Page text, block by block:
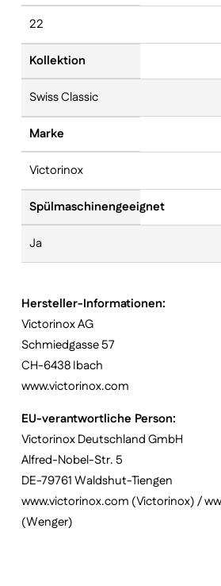
22
Kollektion
Swiss Classic
Marke
Victorinox
Spülmaschinengeeignet
Ja
Hersteller-Informationen:
Victorinox AG
Schmiedgasse 57
CH-6438 Ibach
www.victorinox.com
EU-verantwortliche Person:
Victorinox Deutschland GmbH
Alfred-Nobel-Str. 5
DE-79761 Waldshut-Tiengen
www.victorinox.com (Victorinox) /
(Wenger)